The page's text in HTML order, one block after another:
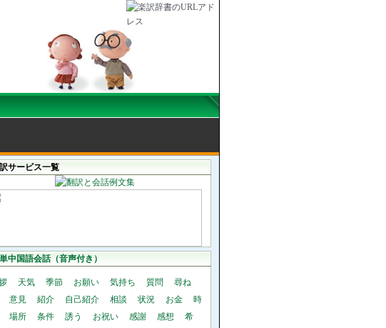
サービス一覧
中国語会話（音声付き）
天気 季節 お願い 気持ち 質問
尋ね
意見 紹介 自己紹介 相談 状況 お金
時
場所 条件 誘う お祝い 感謝 感想
希